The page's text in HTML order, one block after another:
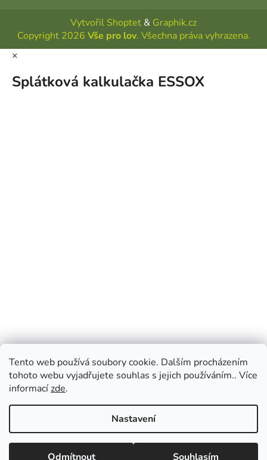
Tento web používá soubory cookie. Dalším procházením
tohoto webu vyjadřujete souhlas s jejich používáním.. Více
informacízde.
Nastavení
Odmítnout Souhlasím
Vážení zákazníci, v případě dotazů vás prosíme
o přednostní e-mailovou komunikaci, kterou
Vytvořil Shoptet & Graphik.cz
Copyright 2026 Vše pro lov. Všechna práva vyhrazena.
×
Splátková kalkulačka ESSOX